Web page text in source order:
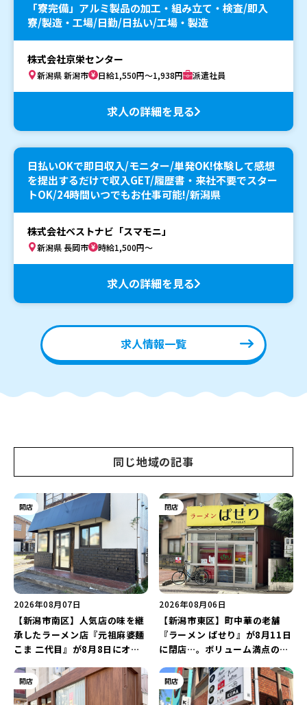
「寮完備」アルミ製品の加工・組み立て・検査/即入
寮/製造・工場/日勤/日払い/工場・製造
株式会社京栄センター
新潟県 新潟市 日給1,550円～1,938円 派遣社員
求人の詳細を見る
日払いOKで即日収入/モニター/単発OK!体験して感想
を提出するだけで収入GET/履歴書・来社不要でスター
トOK/24時間いつでもお仕事可能!/新潟県
株式会社ベストナビ「スマモニ」
新潟県 長岡市 時給1,500円～
求人の詳細を見る
求人情報一覧
同じ地域の記事
開店
2026年08月07日
【新潟市南区】人気店の味を継
承したラーメン店『元祖麻婆麺
こま 二代目』が8月8日にオー
た「麻婆麺」を復刻♪
閉店
2026年08月06日
【新潟市東区】町中華の老舗
『ラーメン ぱせり』が8月11日
に閉店…。ボリューム満点の名
開店 開店